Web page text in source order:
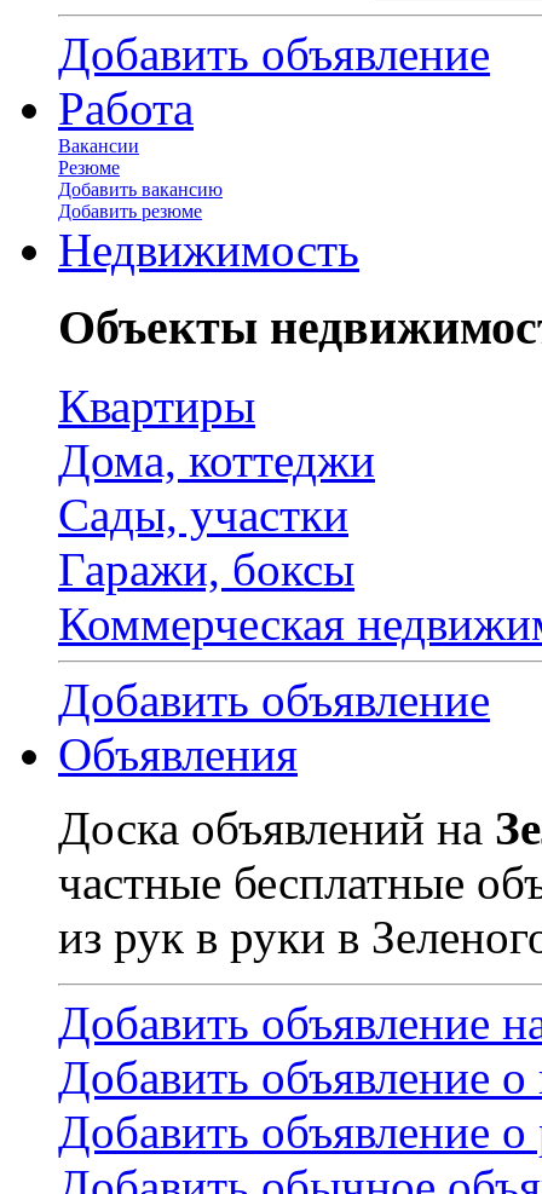
Добавить объявление
Работа
Вакансии
Резюме
Добавить вакансию
Добавить резюме
Недвижимость
Объекты
Квартиры
Дома, коттеджи
Сады, участки
Гаражи, боксы
Коммерческая
Добавить объявление
Объявления
Доска объявлений на
частные бесплатные
из рук в руки в
Добавить объявление
Добавить объявление
Добавить объявление о